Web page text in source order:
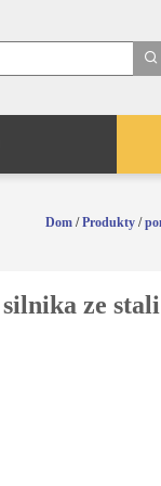
Dom /Produkty /
ze